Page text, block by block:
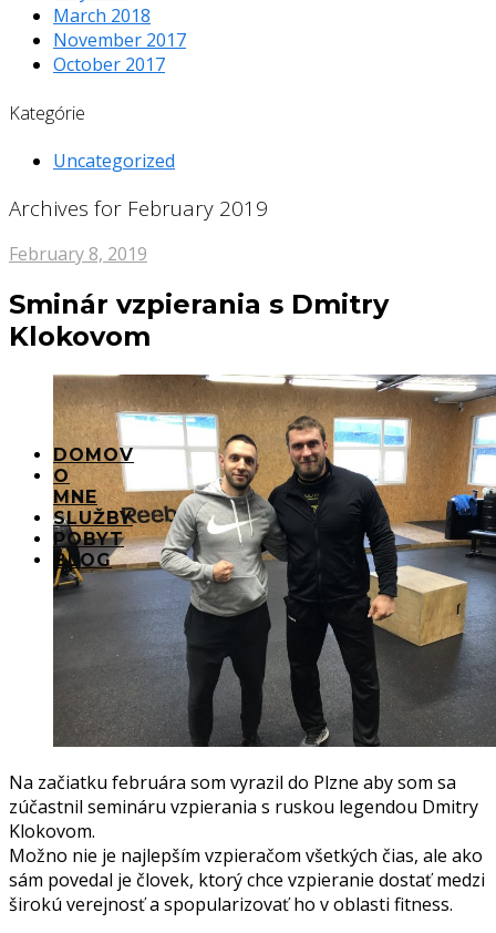
DOMOV
O
MNE
SLUŽBY
POBYT
BLOG
March 2018
November 2017
October 2017
Kategórie
Uncategorized
Archives for February 2019
February 8, 2019
Sminár vzpierania s Dmitry
Klokovom
Na začiatku februára som vyrazil do Plzne aby som sa
zúčastnil semináru vzpierania s ruskou legendou Dmitry
Klokovom.
Možno nie je najlepším vzpieračom všetkých čias, ale ako
sám povedal je človek, ktorý chce vzpieranie dostať medzi
širokú verejnosť a spopularizovať ho v oblasti fitness.